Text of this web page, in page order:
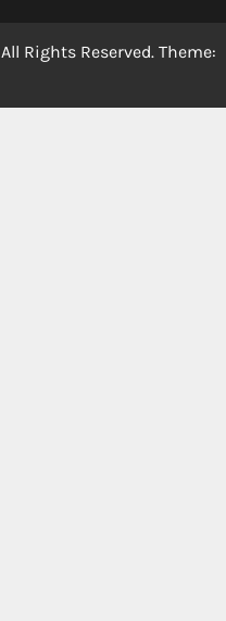
Rights Reserved. Theme: